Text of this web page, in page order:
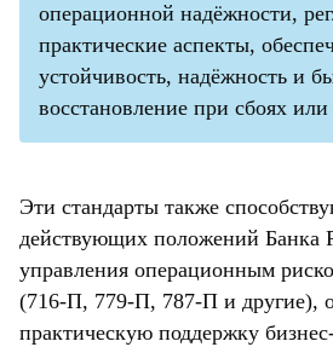
операционной надёжности,
практические аспекты,
устойчивость, надёжность и
восстановление при сбоях или
Эти стандарты также
действующих положений Банка
управления операционным
(716-П, 779-П, 787-П и другие),
практическую поддержку